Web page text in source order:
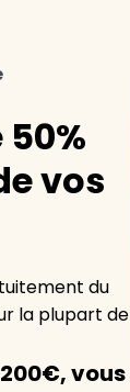
vos
du
la plupart de
vous